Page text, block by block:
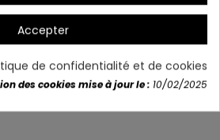
Accepter
de confidentialité et de cookies
des cookies mise à jour le : 10/02/2025